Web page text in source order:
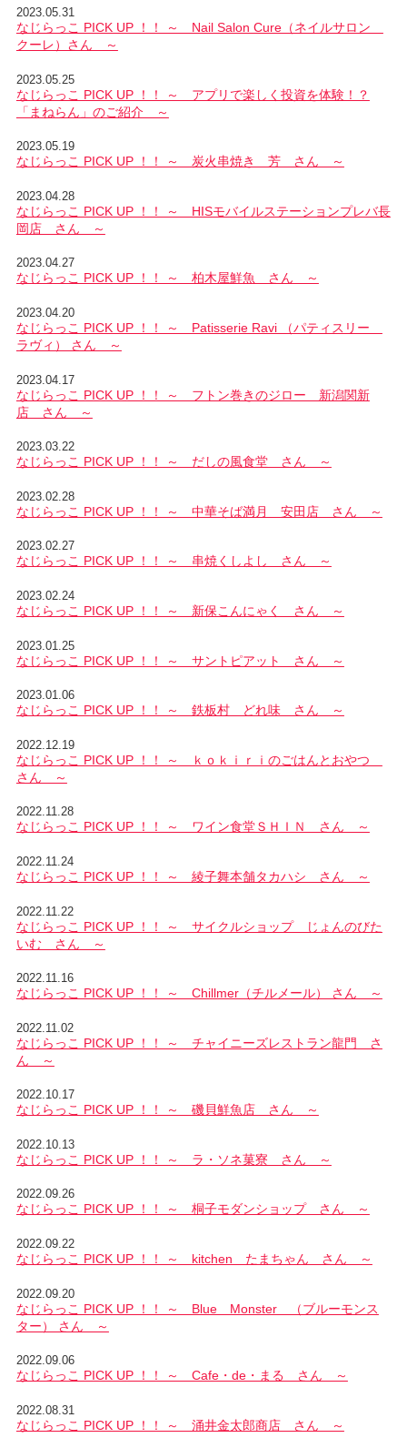
2023.05.31
なじらっこ PICK UP ！！ ～ Nail Salon Cure（ネイルサロン
クーレ）さん ～
2023.05.25
なじらっこ PICK UP ！！ ～ アプリで楽しく投資を体験！？
「まねらん」のご紹介 ～
2023.05.19
なじらっこ PICK UP ！！ ～ 炭火串焼き 芳 さん ～
2023.04.28
なじらっこ PICK UP ！！ ～ HISモバイルステーションプレバ長
岡店 さん ～
2023.04.27
なじらっこ PICK UP ！！ ～ 柏木屋鮮魚 さん ～
2023.04.20
なじらっこ PICK UP ！！ ～ Patisserie Ravi （パティスリー
ラヴィ） さん ～
2023.04.17
なじらっこ PICK UP ！！ ～ フトン巻きのジロー 新潟関新
店 さん ～
2023.03.22
なじらっこ PICK UP ！！ ～ だしの風食堂 さん ～
2023.02.28
なじらっこ PICK UP ！！ ～ 中華そば満月 安田店 さん ～
2023.02.27
なじらっこ PICK UP ！！ ～ 串焼くしよし さん ～
2023.02.24
なじらっこ PICK UP ！！ ～ 新保こんにゃく さん ～
2023.01.25
なじらっこ PICK UP ！！ ～ サントピアット さん ～
2023.01.06
なじらっこ PICK UP ！！ ～ 鉄板村 どれ味 さん ～
2022.12.19
なじらっこ PICK UP ！！ ～ ｋｏｋｉｒｉのごはんとおやつ
さん ～
2022.11.28
なじらっこ PICK UP ！！ ～ ワイン食堂ＳＨＩＮ さん ～
2022.11.24
なじらっこ PICK UP ！！ ～ 綾子舞本舗タカハシ さん ～
2022.11.22
なじらっこ PICK UP ！！ ～ サイクルショップ じょんのびた
いむ さん ～
2022.11.16
なじらっこ PICK UP ！！ ～ Chillmer（チルメール） さん ～
2022.11.02
なじらっこ PICK UP ！！ ～ チャイニーズレストラン龍門 さ
ん ～
2022.10.17
なじらっこ PICK UP ！！ ～ 磯貝鮮魚店 さん ～
2022.10.13
なじらっこ PICK UP ！！ ～ ラ・ソネ菓寮 さん ～
2022.09.26
なじらっこ PICK UP ！！ ～ 桐子モダンショップ さん ～
2022.09.22
なじらっこ PICK UP ！！ ～ kitchen たまちゃん さん ～
2022.09.20
なじらっこ PICK UP ！！ ～ Blue Monster （ブルーモンス
ター） さん ～
2022.09.06
なじらっこ PICK UP ！！ ～ Cafe・de・まる さん ～
2022.08.31
なじらっこ PICK UP ！！ ～ 涌井金太郎商店 さん ～